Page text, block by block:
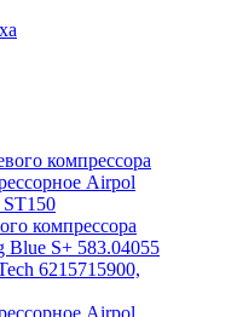
компрессора
Airpol
компрессора
S+ 583.04055
6215715900,
Airpol